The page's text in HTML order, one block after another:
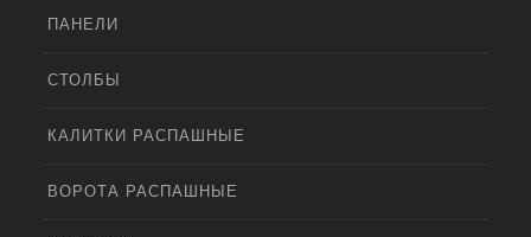
ПАНЕЛИ
СТОЛБЫ
КАЛИТКИ РАСПАШНЫЕ
ВОРОТА РАСПАШНЫЕ